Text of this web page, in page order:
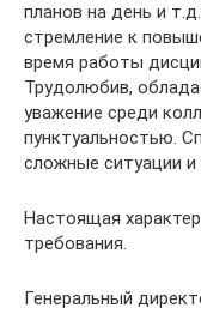
планов на день и
стремление к
время работы
Трудолюбив,
уважение среди
пунктуальностью.
сложные ситуации
Настоящая
требования.
Генеральный